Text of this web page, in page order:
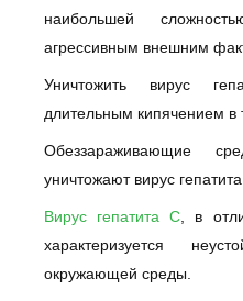
наибольшей
агрессивным внешним
Уничтожить вирус
длительным кипячением в
Обеззараживающие
уничтожают вирус гепатита
Вирус гепатита С , в
характеризуется
окружающей среды.